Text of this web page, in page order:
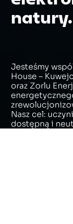
natury.
Jesteśmy
House –
oraz Zorlu
Nasz cel:
dostępną i
Regulamin
Parent
język
Polityka
© Electrip.